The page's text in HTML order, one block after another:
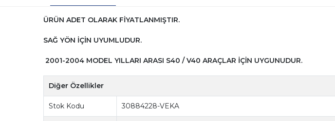
ÜRÜN ADET OLARAK FİYATLANMIŞTIR.
SAĞ YÖN İÇİN UYUMLUDUR.
2001-2004 MODEL YILLARI ARASI S40 / V40 ARAÇLAR İÇİN UYGUNUDUR.
Diğer Özellikler
Stok Kodu 30884228-VEKA